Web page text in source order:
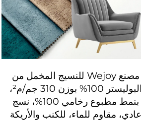
مصنع Wejoy للنسيج المخمل من
البوليستر 100% بوزن 310 جم/م²،
بنمط مطبوع رخامي 100%، نسج
عادي، مقاوم للماء، للكنب والأريكة